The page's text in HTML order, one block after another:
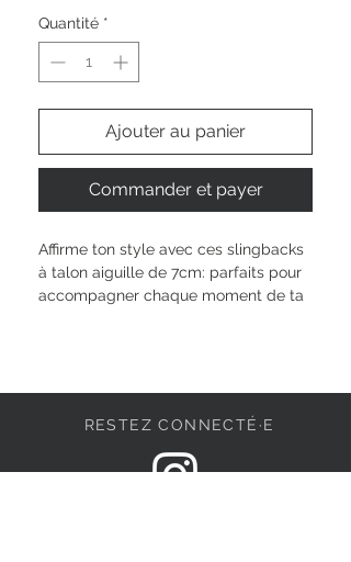
Quantité *
Ajouter au panier
Commander et payer
Affirme ton style avec ces slingbacks
à talon aiguille de 7cm: parfaits pour
accompagner chaque moment de ta
doucement ton pied. Laisse  toi
inspirer et révèle ta personnalité
RESTEZ CONNECTÉ·E